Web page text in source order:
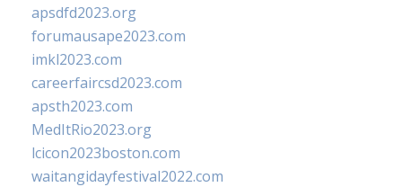
apsdfd2023.org
forumausape2023.com
imkl2023.com
careerfaircsd2023.com
apsth2023.com
MedItRio2023.org
lcicon2023boston.com
waitangidayfestival2022.com